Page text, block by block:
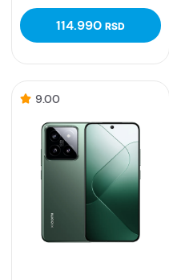
114.990 RSD
9.00